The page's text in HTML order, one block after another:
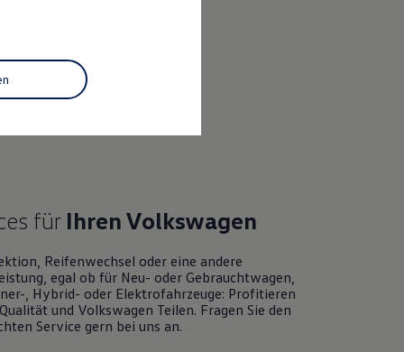
für IhrenVolkswagen
Reifenwechsel oder eine andere
egal ob für Neu- oder Gebrauchtwagen
, Hybrid- oder Elektrofahrzeuge: Profitieren
und Volkswagen Teilen. Fragen Sie den
Service gern bei uns an.